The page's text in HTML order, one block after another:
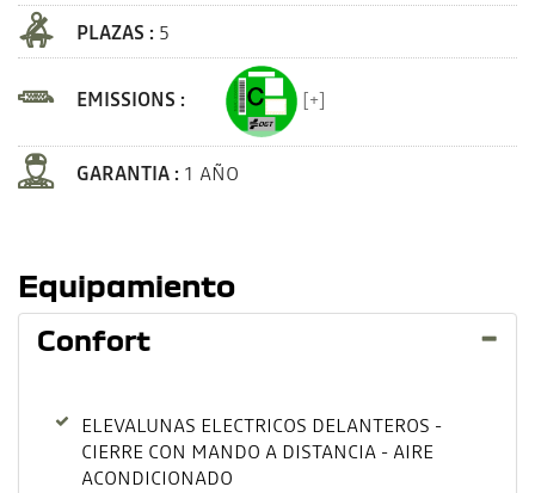
PLAZAS : 5
EMISSIONS : [+]
GARANTIA : 1 AÑO
Equipamiento
Confort
ELEVALUNAS ELECTRICOS DELANTEROS -
CIERRE CON MANDO A DISTANCIA - AIRE
ACONDICIONADO